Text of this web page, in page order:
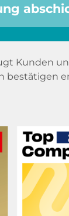
Kunden
bestätigen